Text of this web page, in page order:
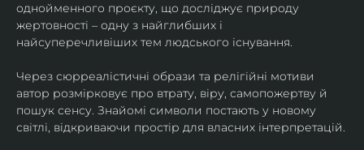
однойменного проєкту, що досліджує природу
жертовності – одну з найглибших і
найсуперечливіших тем людського існування.
Через сюрреалістичні образи та релігійні мотиви
автор розмірковує про втрату, віру, самопожертву й
пошук сенсу. Знайомі символи постають у новому
світлі, відкриваючи простір для власних інтерпретацій.